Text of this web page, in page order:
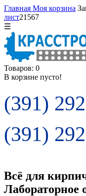
Главная Моя корзина
лист21567
☰
Товаров: 0
В корзине пусто!
(391)
(391)
Всё для
Лабораторное